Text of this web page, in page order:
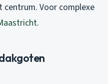
Voor complexe
.